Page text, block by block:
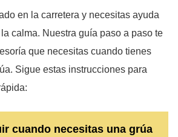
en la carretera y necesitas ayuda
calma. Nuestra guía paso a paso te
que necesitas cuando tienes
Sigue estas instrucciones para
cuando necesitas una grúa